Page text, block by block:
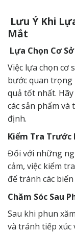
Lưu Ý Khi
Mắt
Lựa Chọn Cơ
Việc lựa chọn cơ
bước quan trọng
quả tốt nhất.
các sản phẩm
định.
Kiểm Tra Trước
Đối với những
cảm, việc kiểm
để tránh các
Chăm Sóc Sau
Sau khi phun
và tránh tiếp xúc